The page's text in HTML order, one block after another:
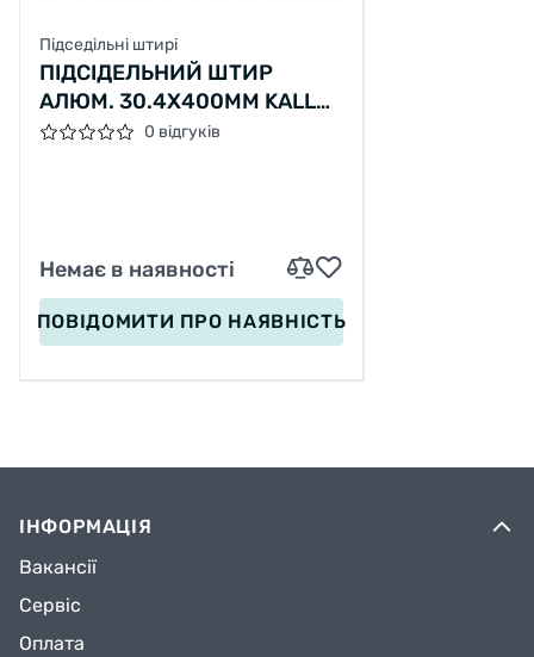
Підседільні штирі
ПІДСІДЕЛЬНИЙ ШТИР
АЛЮМ. 30.4X400ММ KALLOY
"UNO" SP-368 (ED)
0 відгуків
Немає в наявності
ПОВІДОМИТИ ПРО НАЯВНІСТЬ
ІНФОРМАЦІЯ
Вакансії
Сервіс
Оплата